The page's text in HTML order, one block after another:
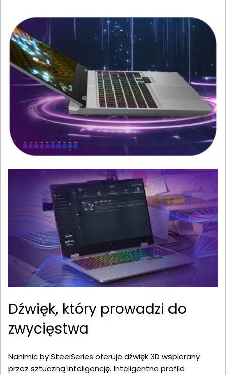
Dźwięk, który prowadzi do
zwycięstwa
Nahimic by SteelSeries oferuje dźwięk 3D wspierany
przez sztuczną inteligencję. Inteligentne profile